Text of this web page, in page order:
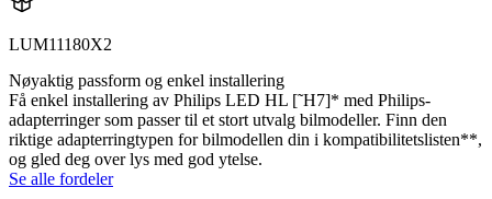
LUM11180X2
Nøyaktig passform og enkel installering
Få enkel installering av Philips LED HL [˜H7]* med Philips-
adapterringer som passer til et stort utvalg bilmodeller. Finn den
riktige adapterringtypen for bilmodellen din i kompatibilitetslisten**,
og gled deg over lys med god ytelse.
Se alle fordeler